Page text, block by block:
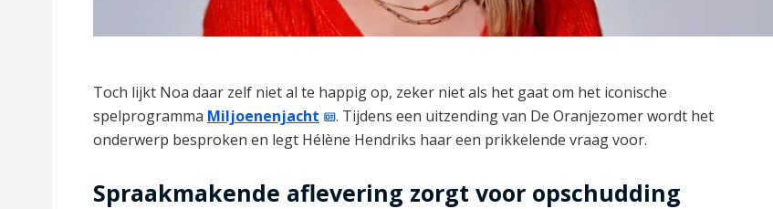
Toch lijkt Noa daar zelf niet al te happig op, zeker niet als het gaat om het iconische
spelprogramma Miljoenenjacht
. Tijdens een uitzending van De Oranjezomer wordt het
onderwerp besproken en legt Hélène Hendriks haar een prikkelende vraag voor.
Spraakmakende aflevering zorgt voor opschudding